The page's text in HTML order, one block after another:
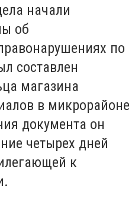
начали
об
по
составлен
магазина
в микрорайоне
документа он
четырех дней
к